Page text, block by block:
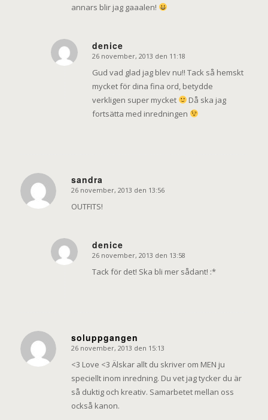
annars blir jag gaaalen!
denice
says:
26 november, 2013 den 11:18
Gud vad glad jag blev nu!! Tack så hemskt
mycket för dina fina ord, betydde
verkligen super mycket
Då ska jag
fortsätta med inredningen
sandra
says:
26 november, 2013 den 13:56
OUTFITS!
denice
says:
26 november, 2013 den 13:58
Tack för det! Ska bli mer sådant! :*
soluppgangen
says:
26 november, 2013 den 15:13
<3 Love <3 Älskar allt du skriver om MEN ju
speciellt inom inredning. Du vet jag tycker du är
så duktig och kreativ. Samarbetet mellan oss
också kanon.